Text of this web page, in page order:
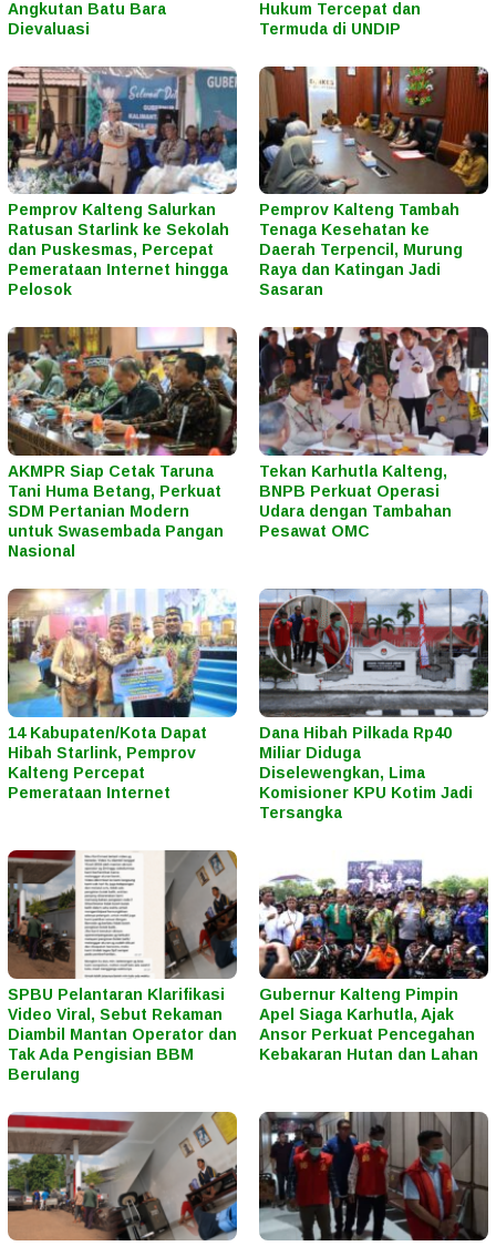
Angkutan Batu Bara
Dievaluasi
Hukum Tercepat dan
Termuda di UNDIP
Pemprov Kalteng Salurkan
Ratusan Starlink ke Sekolah
dan Puskesmas, Percepat
Pemerataan Internet hingga
Pelosok
Pemprov Kalteng Tambah
Tenaga Kesehatan ke
Daerah Terpencil, Murung
Raya dan Katingan Jadi
Sasaran
AKMPR Siap Cetak Taruna
Tani Huma Betang, Perkuat
SDM Pertanian Modern
untuk Swasembada Pangan
Nasional
Tekan Karhutla Kalteng,
BNPB Perkuat Operasi
Udara dengan Tambahan
Pesawat OMC
14 Kabupaten/Kota Dapat
Hibah Starlink, Pemprov
Kalteng Percepat
Pemerataan Internet
Dana Hibah Pilkada Rp40
Miliar Diduga
Diselewengkan, Lima
Komisioner KPU Kotim Jadi
Tersangka
SPBU Pelantaran Klarifikasi
Video Viral, Sebut Rekaman
Diambil Mantan Operator dan
Tak Ada Pengisian BBM
Berulang
Gubernur Kalteng Pimpin
Apel Siaga Karhutla, Ajak
Ansor Perkuat Pencegahan
Kebakaran Hutan dan Lahan